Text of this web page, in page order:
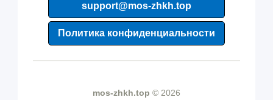
support@mos-zhkh.top
Политика конфиденциальности
mos-zhkh.top © 2026